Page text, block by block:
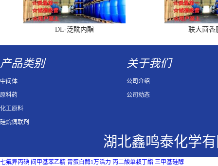
DL-泛酰内酯 联大茴香
产品类别
中间体
原料药
化工原料
硅烷偶联剂
关于我们
公司介绍
公司动态
湖北鑫鸣泰化学
七氟异丙碘 间甲基苯乙腈 胃蛋白酶1万活力 丙二酸单叔丁酯 三甲基硅醇